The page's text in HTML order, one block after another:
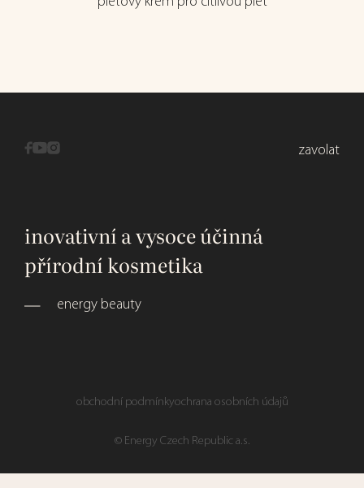
zavolat
inovativní a vysoce účinná
přírodní kosmetika
energy beauty
© Energy Czech Republic a.s.
obchodní podmínkyochrana osobních údajů